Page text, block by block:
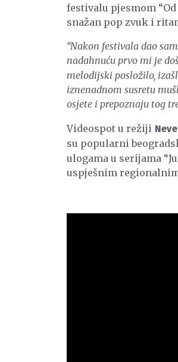
festivalu pjesmom “Od
snažan pop zvuk i
“Nakon festivala dao
nadahnuću prvo mi je
melodijski posložilo,
iznenadnom susretu
osjete i prepoznaju tog
Videospot u režiji
su popularni
ulogama u serijama
uspješnim